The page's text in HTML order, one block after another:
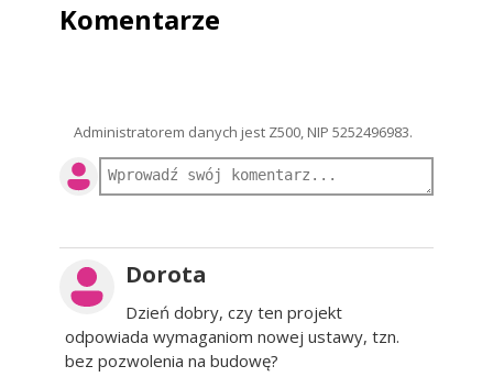
Komentarze
Administratorem danych jest Z500, NIP 5252496983.
Dorota
Dzień dobry, czy ten projekt
odpowiada wymaganiom nowej ustawy, tzn.
bez pozwolenia na budowę?